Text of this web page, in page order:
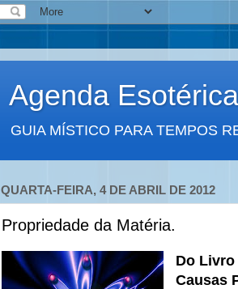
Agenda Esotérica
GUIA MÍSTICO PARA TEMPOS
QUARTA-FEIRA, 4 DE ABRIL DE 2012
Propriedade da Matéria.
Do
Causas